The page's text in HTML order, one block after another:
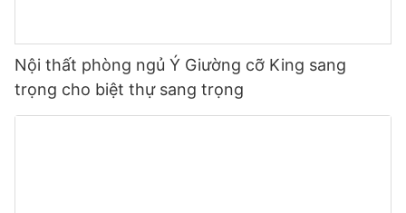
Nội thất phòng ngủ Ý Giường cỡ King sang
trọng cho biệt thự sang trọng